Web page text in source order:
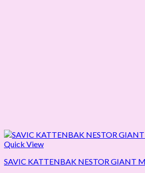
Quick View
SAVIC KATTENBAK NESTOR GIANT